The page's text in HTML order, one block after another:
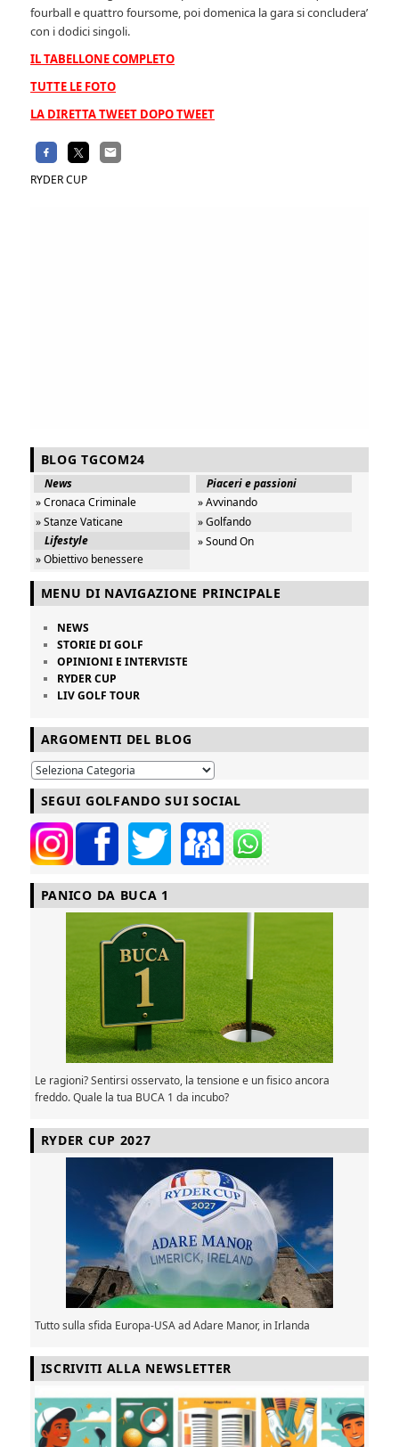
fourball e quattro foursome, poi domenica la gara si concludera’
con i dodici singoli.
IL TABELLONE COMPLETO
TUTTE LE FOTO
LA DIRETTA TWEET DOPO TWEET
RYDER CUP
BLOG TGCOM24
News
» Cronaca Criminale
» Stanze Vaticane
Lifestyle
» Obiettivo benessere
Piaceri e passioni
» Avvinando
» Golfando
» Sound On
MENU DI NAVIGAZIONE PRINCIPALE
NEWS
STORIE DI GOLF
OPINIONI E INTERVISTE
RYDER CUP
LIV GOLF TOUR
ARGOMENTI DEL BLOG
SEGUI GOLFANDO SUI SOCIAL
PANICO DA BUCA 1
Le ragioni? Sentirsi osservato, la tensione e un fisico ancora
freddo. Quale la tua BUCA 1 da incubo?
RYDER CUP 2027
Tutto sulla sfida Europa-USA ad Adare Manor, in Irlanda
ISCRIVITI ALLA NEWSLETTER